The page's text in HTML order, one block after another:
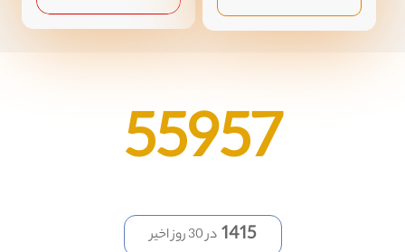
55957
1415 در 30 روز اخیر